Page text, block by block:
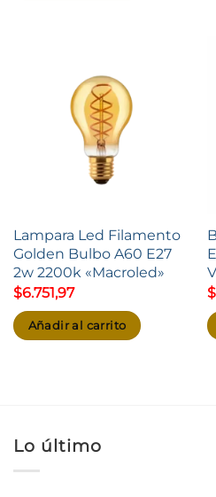
Lampara Led Filamento
Golden Bulbo A60 E27
2w 2200k «Macroled»
$6.751,97
Añadir al carrito
$
Lo último